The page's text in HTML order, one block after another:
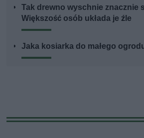
Tak drewno wyschnie znacznie
Większość osób układa je źle
Jaka kosiarka do małego